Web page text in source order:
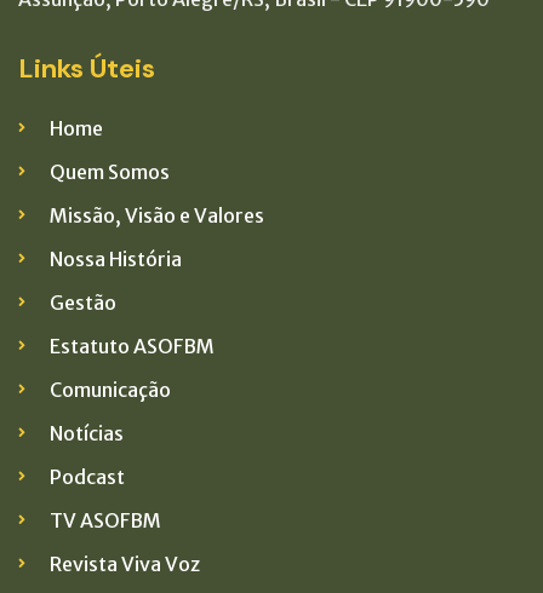
Links Úteis
Home
Quem Somos
Missão, Visão e Valores
Nossa História
Gestão
Estatuto ASOFBM
Comunicação
Notícias
Podcast
TV ASOFBM
Revista Viva Voz